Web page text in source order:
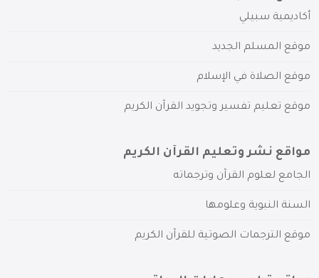
أكاديمية سبيلي
موقع المسلم الجديد
موقع الصلاة في الإسلام
موقع تعليم تفسير وتجويد القرآن الكريم
مواقع نشر وتعليم القرآن الكريم
الجامع لعلوم القرآن وترجماته
السنة النبوية وعلومها
موقع الترجمات الصوتية للقرآن الكريم